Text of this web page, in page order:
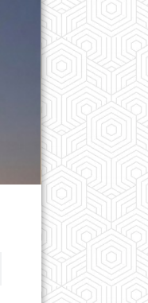
Société
3 years
En
les